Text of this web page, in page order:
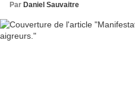
Par Daniel Sauvaitre